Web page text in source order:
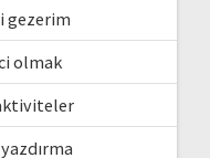
gezerim
olmak